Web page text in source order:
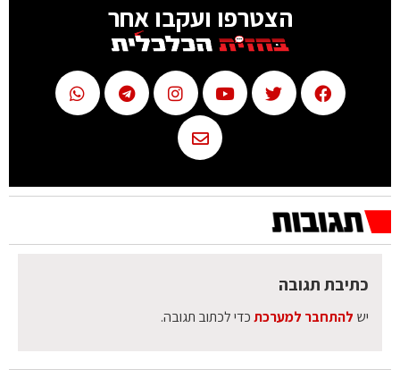
הצטרפו ועקבו אחר
כתיבת תגובה
יש להתחבר למערכתכדי לכתוב תגובה.